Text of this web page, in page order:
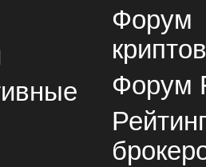
Форум
Форум